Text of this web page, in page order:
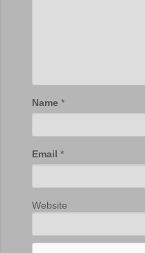
Name *
Email *
Website